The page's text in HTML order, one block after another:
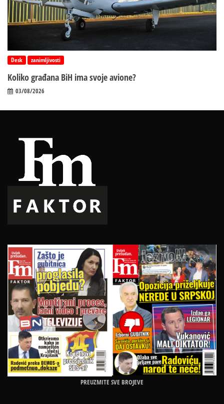
Desk zanimljivosti
Koliko građana BiH ima svoje avione?
03/08/2026
PREUZMITE SVE BROJEVE